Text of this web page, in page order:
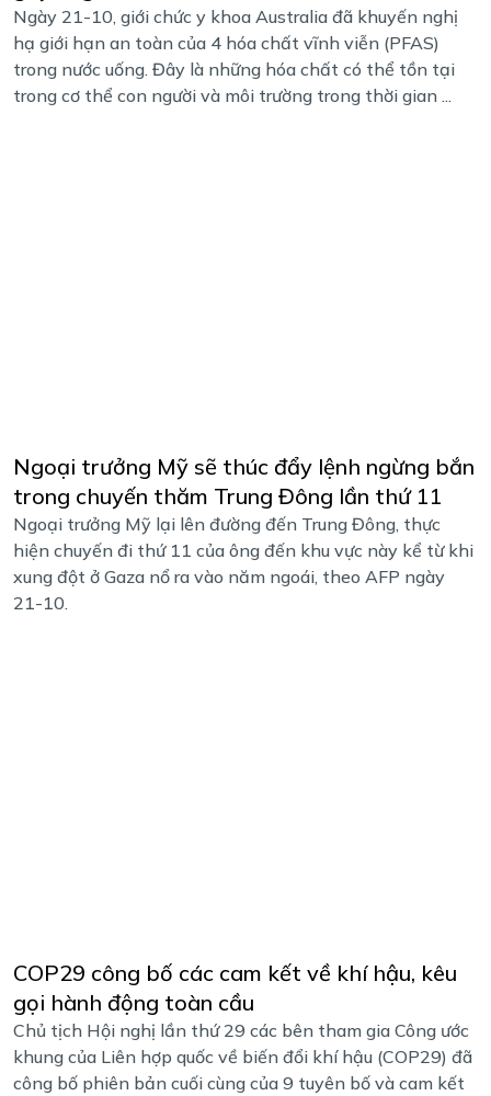
Ngày 21-10, giới chức y khoa Australia đã khuyến nghị
hạ giới hạn an toàn của 4 hóa chất vĩnh viễn (PFAS)
trong nước uống. Đây là những hóa chất có thể tồn tại
trong cơ thể con người và môi trường trong thời gian ...
Ngoại trưởng Mỹ sẽ thúc đẩy lệnh ngừng bắn
trong chuyến thăm Trung Đông lần thứ 11
Ngoại trưởng Mỹ lại lên đường đến Trung Đông, thực
hiện chuyến đi thứ 11 của ông đến khu vực này kể từ khi
xung đột ở Gaza nổ ra vào năm ngoái, theo AFP ngày
21-10.
COP29 công bố các cam kết về khí hậu, kêu
gọi hành động toàn cầu
Chủ tịch Hội nghị lần thứ 29 các bên tham gia Công ước
khung của Liên hợp quốc về biến đổi khí hậu (COP29) đã
công bố phiên bản cuối cùng của 9 tuyên bố và cam kết